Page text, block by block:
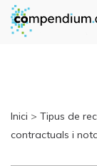
Inici > Tipus de
contractuals i